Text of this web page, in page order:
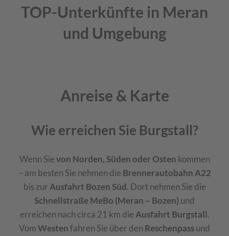
TOP-Unterkünfte in Meran
und Umgebung
Anreise & Karte
Wie erreichen Sie Burgstall?
Wenn Sievon Norden, Süden oder Osten kommen
– am besten Sie nehmen die Brennerautobahn A22
bis zur Ausfahrt Bozen Süd. Dort nehmen Sie die
Schnellstraße MeBo (Meran – Bozen) und
erreichen nach circa 21 km die Ausfahrt Burgstall.
VomWestenfahren Sie über den Reschenpassund